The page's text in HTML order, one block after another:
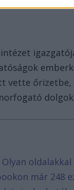
vette őrizetbe,
oldalakkal
már 248